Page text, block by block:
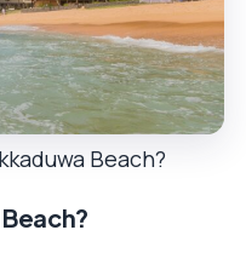
Beach?